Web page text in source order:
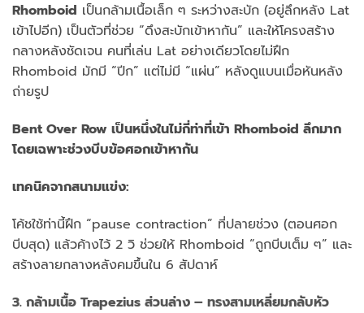
Rhomboid เป็นกล้ามเนื้อเล็ก ๆ ระหว่างสะบัก (อยู่ลึกหลัง Lat
เข้าไปอีก) เป็นตัวที่ช่วย “ดึงสะบักเข้าหากัน” และให้โครงสร้าง
กลางหลังชัดเจน คนที่เล่น Lat อย่างเดียวโดยไม่ฝึก
Rhomboid มักมี “ปีก” แต่ไม่มี “แผ่น” หลังดูแบนเมื่อหันหลัง
ถ่ายรูป
Bent Over Row เป็นหนึ่งในไม่กี่ท่าที่เข้า Rhomboid ลึกมาก
โดยเฉพาะช่วงบีบข้อศอกเข้าหากัน
เทคนิคจากสนามแข่ง:
โค้ชใช้ท่านี้ฝึก “pause contraction” ที่ปลายช่วง (ตอนศอก
บีบสุด) แล้วค้างไว้ 2 วิ ช่วยให้ Rhomboid “ถูกบีบเต็ม ๆ” และ
สร้างลายกลางหลังคมขึ้นใน 6 สัปดาห์
3. กล้ามเนื้อ Trapezius ส่วนล่าง – ทรงสามเหลี่ยมกลับหัว